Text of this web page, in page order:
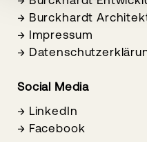
→ Burckhardt
→ Impressum
→
Social Media
→ LinkedIn
→ Facebook